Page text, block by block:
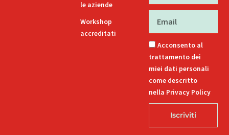
le aziende
Workshop
accreditati
Acconsento al
trattamento dei
miei dati personali
come descritto
nella Privacy Policy
Iscriviti